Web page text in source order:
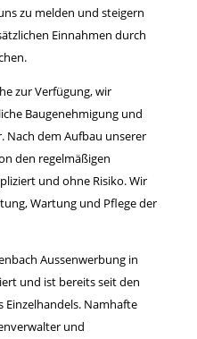
zu melden und steigern
Einnahmen durch
zur Verfügung, wir
Baugenehmigung und
Nach dem Aufbau unserer
den regelmäßigen
und ohne Risiko. Wir
Wartung und Pflege der
Aussenwerbung in
und ist bereits seit den
Einzelhandels. Namhafte
und